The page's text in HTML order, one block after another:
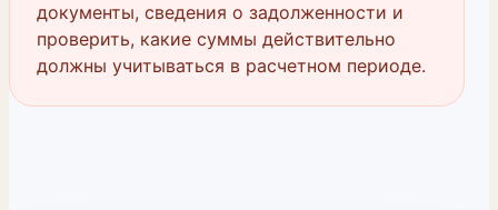
документы, сведения о задолженности и
проверить, какие суммы действительно
должны учитываться в расчетном периоде.